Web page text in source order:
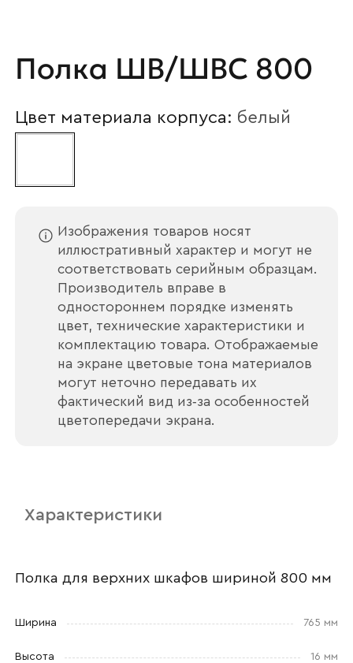
Полка ШВ/ШВС 800
Цвет материала корпуса: белый
Изображения товаров носят
иллюстративный характер и могут не
соответствовать серийным образцам.
Производитель вправе в
одностороннем порядке изменять
цвет, технические характеристики и
комплектацию товара. Отображаемые
на экране цветовые тона материалов
могут неточно передавать их
фактический вид из‑за особенностей
цветопередачи экрана.
Характеристики
Полка для верхних шкафов шириной 800 мм
Ширина 765 мм
Высота 16 мм
Ваше имя